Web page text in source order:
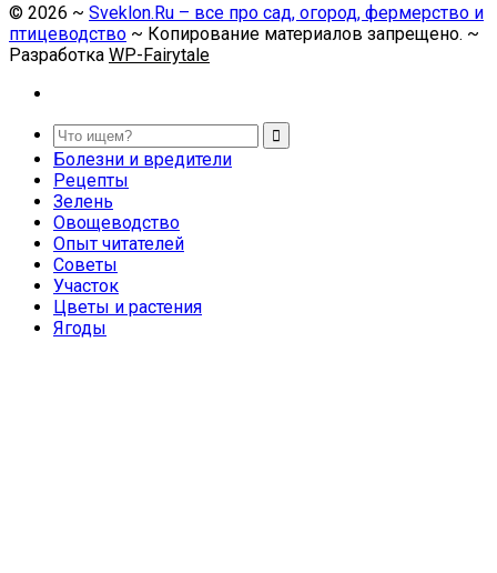
© 2026 ~ Sveklon.Ru – все про сад, огород, фермерство и
птицеводство ~ Копирование материалов запрещено. ~
Разработка WP-Fairytale
Болезни и вредители
Рецепты
Зелень
Овощеводство
Опыт читателей
Советы
Участок
Цветы и растения
Ягоды